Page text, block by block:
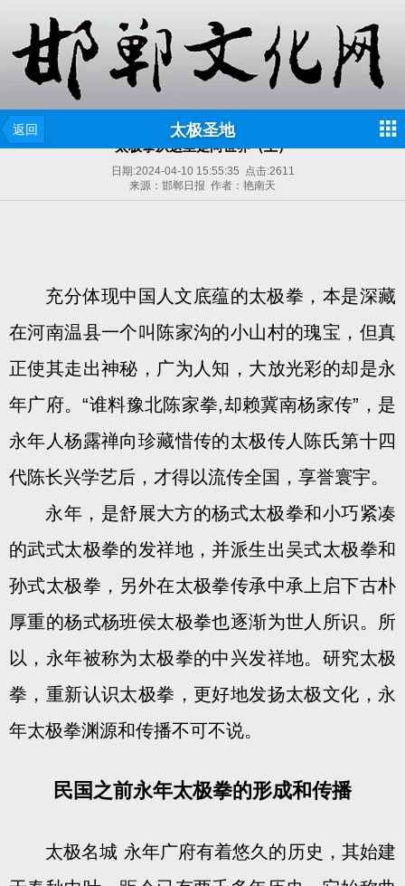
返回 太极圣地
太极拳从这里走向世界（上）
日期:2024-04-10 15:55:35 点击:2611
来源：邯郸日报 作者：艳南天
充分体现中国人文底蕴的太极拳，本是深藏
在河南温县一个叫陈家沟的小山村的瑰宝，但真
正使其走出神秘，广为人知，大放光彩的却是永
年广府。“谁料豫北陈家拳,却赖冀南杨家传”，是
永年人杨露禅向珍藏惜传的太极传人陈氏第十四
代陈长兴学艺后，才得以流传全国，享誉寰宇。
永年，是舒展大方的杨式太极拳和小巧紧凑
的武式太极拳的发祥地，并派生出吴式太极拳和
孙式太极拳，另外在太极拳传承中承上启下古朴
厚重的杨式杨班侯太极拳也逐渐为世人所识。所
以，永年被称为太极拳的中兴发祥地。研究太极
拳，重新认识太极拳，更好地发扬太极文化，永
年太极拳渊源和传播不可不说。
民国之前永年太极拳的形成和传播
太极名城 永年广府有着悠久的历史，其始建